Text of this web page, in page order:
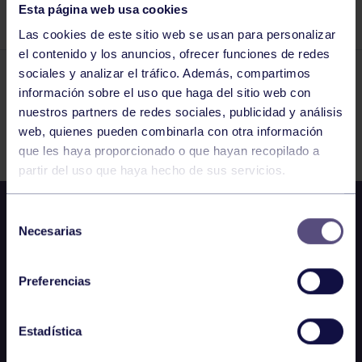
Esta página web usa cookies
Las cookies de este sitio web se usan para personalizar
el contenido y los anuncios, ofrecer funciones de redes
sociales y analizar el tráfico. Además, compartimos
información sobre el uso que haga del sitio web con
nuestros partners de redes sociales, publicidad y análisis
web, quienes pueden combinarla con otra información
que les haya proporcionado o que hayan recopilado a
partir del uso que haya hecho de sus servicios.
Necesarias
Preferencias
Estadística
SELECCIÓN SUB 18.
El grupo en prensa 20 NOV 2025
Comparte